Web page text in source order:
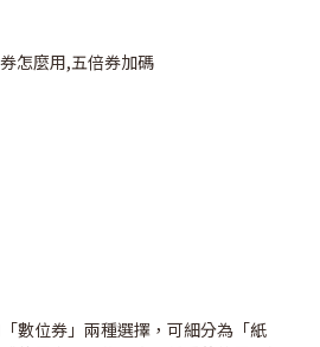
數位券」兩種選擇，可細分為「紙